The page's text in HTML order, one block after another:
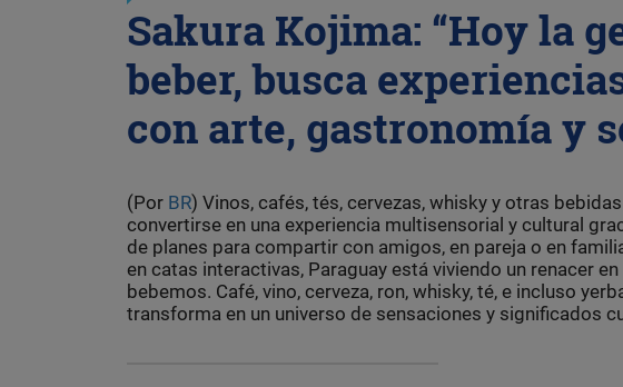
Sakura Kojima: “Hoy la
beber, busca
con arte, gastronomía y
(Por BR) Vinos, cafés, tés, cervezas, whisky y otras
convertirse en una experiencia multisensorial y cultural
de planes para compartir con amigos, en pareja o en
en catas interactivas, Paraguay está viviendo un renacer
bebemos. Café, vino, cerveza, ron, whisky, té, e incluso
transforma en un universo de sensaciones y significados